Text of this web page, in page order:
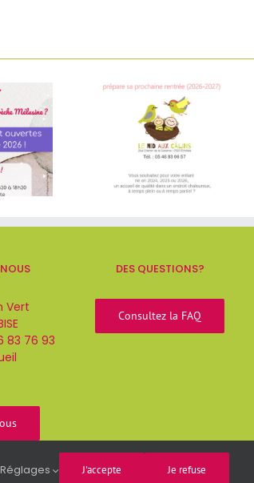
Vert
83 76 93
DES QUESTIONS?
Consultez la FAQ
Réglages J'accepte Je refuse